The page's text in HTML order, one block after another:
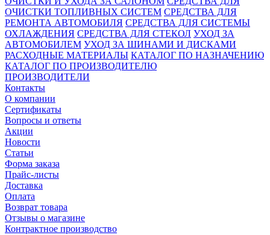
ОЧИСТКИ ТОПЛИВНЫХ СИСТЕМ СРЕДСТВА ДЛЯ
РЕМОНТА АВТОМОБИЛЯ СРЕДСТВА ДЛЯ СИСТЕМЫ
ОХЛАЖДЕНИЯ СРЕДСТВА ДЛЯ СТЕКОЛ УХОД ЗА
АВТОМОБИЛЕМ УХОД ЗА ШИНАМИ И ДИСКАМИ
РАСХОДНЫЕ МАТЕРИАЛЫ КАТАЛОГ ПО НАЗНАЧЕНИЮ
КАТАЛОГ ПО ПРОИЗВОДИТЕЛЮ
ПРОИЗВОДИТЕЛИ
Контакты
О компании
Сертификаты
Вопросы и ответы
Акции
Новости
Статьи
Форма заказа
Прайс-листы
Доставка
Оплата
Возврат товара
Отзывы о магазине
Контрактное производство